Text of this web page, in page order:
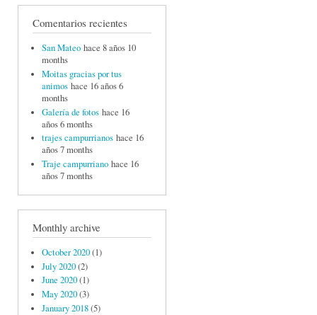
Comentarios recientes
San Mateo hace 8 años 10
months
Moitas gracias por tus
animos hace 16 años 6
months
Galería de fotos hace 16
años 6 months
trajes campurrianos hace 16
años 7 months
Traje campurriano hace 16
años 7 months
Monthly archive
October 2020(1)
July 2020(2)
June 2020(1)
May 2020(3)
January 2018(5)